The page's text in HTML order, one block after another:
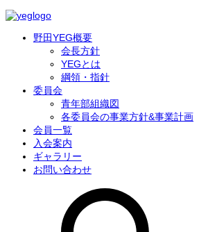
野田YEG概要
会長方針
YEGとは
綱領・指針
委員会
青年部組織図
各委員会の事業方針&事業計画
会員一覧
入会案内
ギャラリー
お問い合わせ